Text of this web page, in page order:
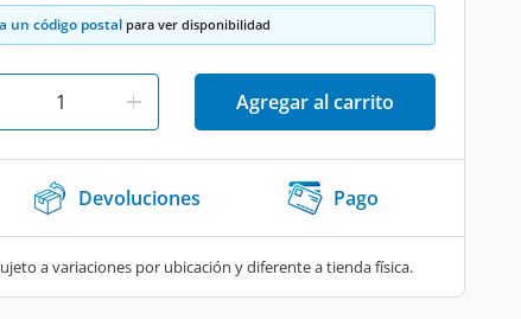
un código postal para ver disponibilidad
Agregar al carrito
Devoluciones Pago
a variaciones por ubicación y diferente a tienda física.